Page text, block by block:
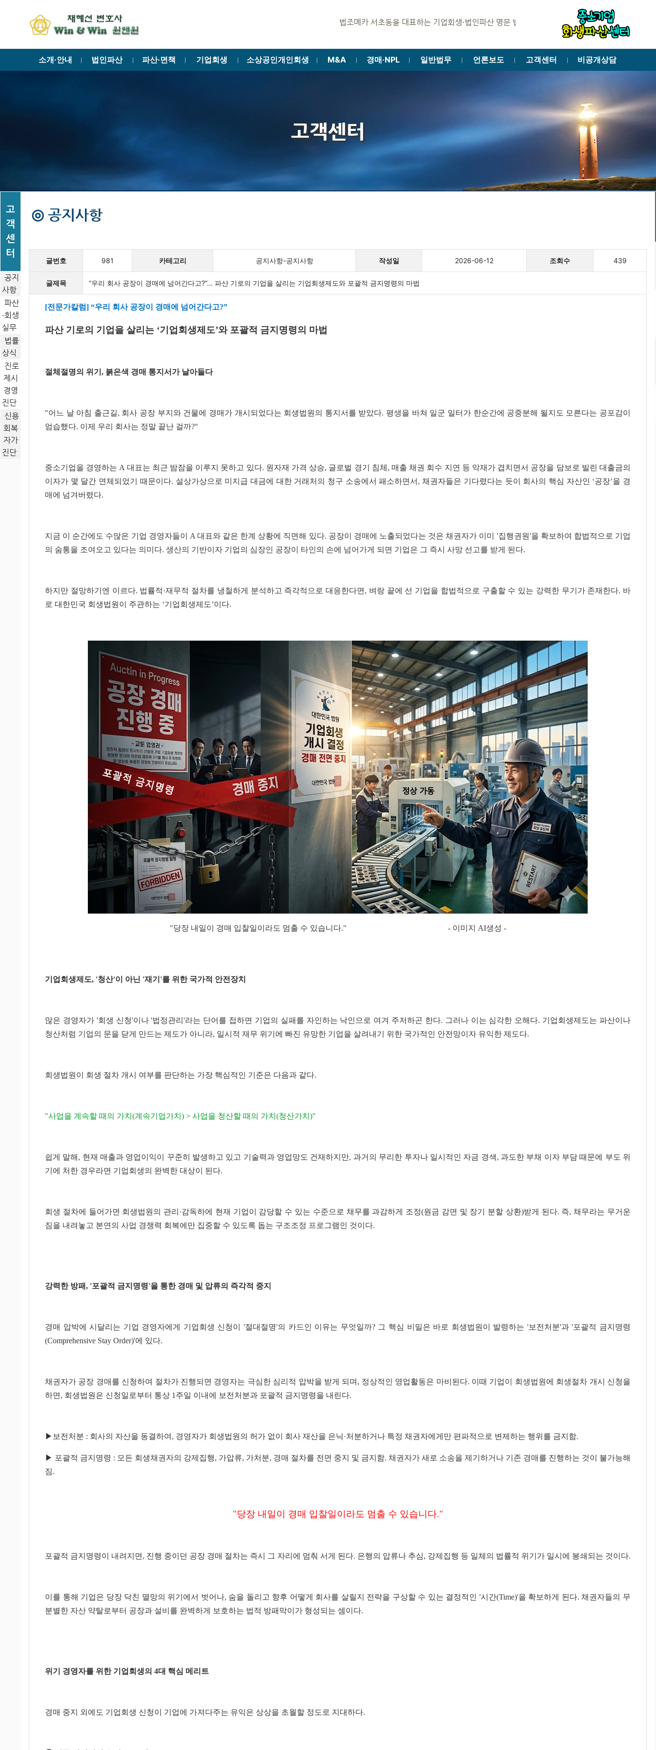
법조메카 서초동을 대표하는 기업회생·법인파산 명문 법률사무소 윈앤윈에 오신 것을 환영합니다.
소개·안내 ㅣ 법인파산 ㅣ 파산·면책 ㅣ 기업회생 ㅣ 소상공인개인회생 ㅣ M&A ㅣ 경매·NPL ㅣ 일반법무 ㅣ 언론보도 ㅣ 고객센터 ㅣ 비공개상담
고객센터
고
객
센
터
공지
사항
파산
·회생
실무
법률
상식
진로
제시
경영
진단
신용
회복
자가
진단
◎ 공지사항
글번호 981 카테고리 공지사항-공지사항 작성일 2026-06-12 조회수 439
글제목 “우리 회사 공장이 경매에 넘어간다고?”... 파산 기로의 기업을 살리는 기업회생제도와 포괄적 금지명령의 마법
[전문가칼럼] “우리 회사 공장이 경매에 넘어간다고?”
파산 기로의 기업을 살리는 ‘기업회생제도’와 포괄적 금지명령의 마법
절체절명의 위기, 붉은색 경매 통지서가 날아들다
"어느 날 아침 출근길, 회사 공장 부지와 건물에 경매가 개시되었다는 회생법원의 통지서를 받았다. 평생을 바쳐 일군 일터가 한순간에 공중분해 될지도 모른다는 공포감이
엄습했다. 이제 우리 회사는 정말 끝난 걸까?"
중소기업을 경영하는 A 대표는 최근 밤잠을 이루지 못하고 있다. 원자재 가격 상승, 글로벌 경기 침체, 매출 채권 회수 지연 등 악재가 겹치면서 공장을 담보로 빌린 대출금의
이자가 몇 달간 연체되었기 때문이다. 설상가상으로 미지급 대금에 대한 거래처의 청구 소송에서 패소하면서, 채권자들은 기다렸다는 듯이 회사의 핵심 자산인 ‘공장’을 경
매에 넘겨버렸다.
지금 이 순간에도 수많은 기업 경영자들이 A 대표와 같은 한계 상황에 직면해 있다. 공장이 경매에 노출되었다는 것은 채권자가 이미 '집행권원'을 확보하여 합법적으로 기업
의 숨통을 조여오고 있다는 의미다. 생산의 기반이자 기업의 심장인 공장이 타인의 손에 넘어가게 되면 기업은 그 즉시 사망 선고를 받게 된다.
하지만 절망하기엔 이르다. 법률적·재무적 절차를 냉철하게 분석하고 즉각적으로 대응한다면, 벼랑 끝에 선 기업을 합법적으로 구출할 수 있는 강력한 무기가 존재한다. 바
로 대한민국 회생법원이 주관하는 ‘기업회생제도’이다.
"당장 내일이 경매 입찰일이라도 멈출 수 있습니다." - 이미지 AI생성 -
기업회생제도, '청산'이 아닌 '재기'를 위한 국가적 안전장치
많은 경영자가 '회생 신청'이나 '법정관리'라는 단어를 접하면 기업의 실패를 자인하는 낙인으로 여겨 주저하곤 한다. 그러나 이는 심각한 오해다. 기업회생제도는 파산이나
청산처럼 기업의 문을 닫게 만드는 제도가 아니라, 일시적 재무 위기에 빠진 유망한 기업을 살려내기 위한 국가적인 안전망이자 유익한 제도다.
회생법원이 회생 절차 개시 여부를 판단하는 가장 핵심적인 기준은 다음과 같다.
"사업을 계속할 때의 가치(계속기업가치) > 사업을 청산할 때의 가치(청산가치)"
쉽게 말해, 현재 매출과 영업이익이 꾸준히 발생하고 있고 기술력과 영업망도 건재하지만, 과거의 무리한 투자나 일시적인 자금 경색, 과도한 부채 이자 부담 때문에 부도 위
기에 처한 경우라면 기업회생의 완벽한 대상이 된다.
회생 절차에 들어가면 회생법원의 관리·감독하에 현재 기업이 감당할 수 있는 수준으로 채무를 과감하게 조정(원금 감면 및 장기 분할 상환)받게 된다. 즉, 채무라는 무거운
짐을 내려놓고 본연의 사업 경쟁력 회복에만 집중할 수 있도록 돕는 구조조정 프로그램인 것이다.
강력한 방패, '포괄적 금지명령'을 통한 경매 및 압류의 즉각적 중지
경매 압박에 시달리는 기업 경영자에게 기업회생 신청이 '절대절명'의 카드인 이유는 무엇일까? 그 핵심 비밀은 바로 회생법원이 발령하는 '보전처분'과 '포괄적 금지명령
(Comprehensive Stay Order)'에 있다.
채권자가 공장 경매를 신청하여 절차가 진행되면 경영자는 극심한 심리적 압박을 받게 되며, 정상적인 영업활동은 마비된다. 이때 기업이 회생법원에 회생절차 개시 신청을
하면, 회생법원은 신청일로부터 통상 1주일 이내에 보전처분과 포괄적 금지명령을 내린다.
▶보전처분 : 회사의 자산을 동결하여, 경영자가 회생법원의 허가 없이 회사 재산을 은닉·처분하거나 특정 채권자에게만 편파적으로 변제하는 행위를 금지함.
▶ 포괄적 금지명령 : 모든 회생채권자의 강제집행, 가압류, 가처분, 경매 절차를 전면 중지 및 금지함. 채권자가 새로 소송을 제기하거나 기존 경매를 진행하는 것이 불가능해
짐.
"당장 내일이 경매 입찰일이라도 멈출 수 있습니다."
포괄적 금지명령이 내려지면, 진행 중이던 공장 경매 절차는 즉시 그 자리에 멈춰 서게 된다. 은행의 압류나 추심, 강제집행 등 일체의 법률적 위기가 일시에 봉쇄되는 것이다.
이를 통해 기업은 당장 닥친 멸망의 위기에서 벗어나, 숨을 돌리고 향후 어떻게 회사를 살릴지 전략을 구상할 수 있는 결정적인 '시간(Time)'을 확보하게 된다. 채권자들의 무
분별한 자산 약탈로부터 공장과 설비를 완벽하게 보호하는 법적 방패막이가 형성되는 셈이다.
위기 경영자를 위한 기업회생의 4대 핵심 메리트
경매 중지 외에도 기업회생 신청이 기업에 가져다주는 유익은 상상을 초월할 정도로 지대하다.